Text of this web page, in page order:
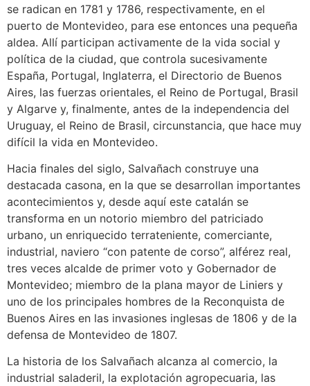
se radican en 1781 y 1786, respectivamente, en el
puerto de Montevideo, para ese entonces una pequeña
aldea. Allí participan activamente de la vida social y
política de la ciudad, que controla sucesivamente
España, Portugal, Inglaterra, el Directorio de Buenos
Aires, las fuerzas orientales, el Reino de Portugal, Brasil
y Algarve y, finalmente, antes de la independencia del
Uruguay, el Reino de Brasil, circunstancia, que hace muy
difícil la vida en Montevideo.
Hacia finales del siglo, Salvañach construye una
destacada casona, en la que se desarrollan importantes
acontecimientos y, desde aquí este catalán se
transforma en un notorio miembro del patriciado
urbano, un enriquecido terrateniente, comerciante,
industrial, naviero “con patente de corso”, alférez real,
tres veces alcalde de primer voto y Gobernador de
Montevideo; miembro de la plana mayor de Liniers y
uno de los principales hombres de la Reconquista de
Buenos Aires en las invasiones inglesas de 1806 y de la
defensa de Montevideo de 1807.
La historia de los Salvañach alcanza al comercio, la
industrial saladeril, la explotación agropecuaria, las